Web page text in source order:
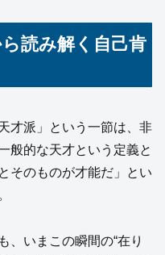
読み解く自己肯
才派」という一節は、非
般的な天才という定義と
そのものが才能だ」とい
、いまこの瞬間の“在り